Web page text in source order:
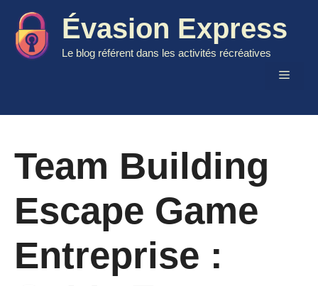
contenu
Évasion Express
Le blog référent dans les activités récréatives
Menu
Team Building
Escape Game
Entreprise :